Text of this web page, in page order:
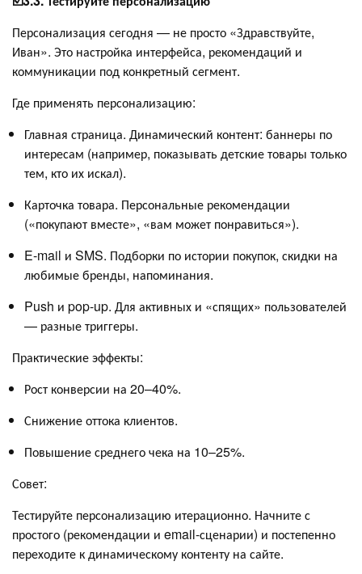
Персонализация сегодня — не просто «Здравствуйте,
Иван». Это настройка интерфейса, рекомендаций и
коммуникации под конкретный сегмент.
Где применять персонализацию:
Главная страница. Динамический контент: баннеры по
интересам (например, показывать детские товары только
тем, кто их искал).
Карточка товара. Персональные рекомендации
(«покупают вместе», «вам может понравиться»).
E-mail и SMS. Подборки по истории покупок, скидки на
любимые бренды, напоминания.
Push и pop-up. Для активных и «спящих» пользователей
— разные триггеры.
Практические эффекты:
Рост конверсии на 20–40%.
Снижение оттока клиентов.
Повышение среднего чека на 10–25%.
Совет:
Тестируйте персонализацию итерационно. Начните с
простого (рекомендации и email-сценарии) и постепенно
переходите к динамическому контенту на сайте.